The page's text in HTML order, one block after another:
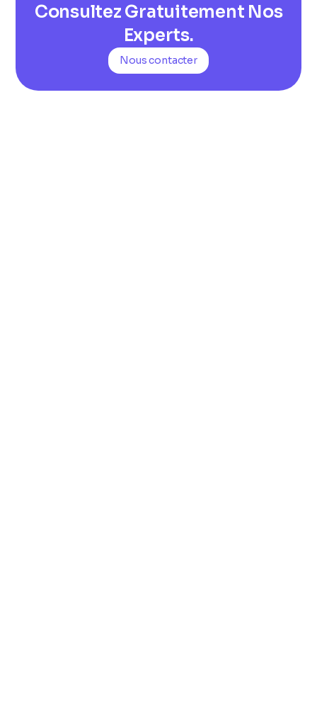
Consultez Gratuitement Nos
Experts.
Nous contacter